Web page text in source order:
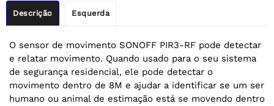
Descrição Esquerda
O sensor de movimento SONOFF PIR3-RF pode detectar
e relatar movimento. Quando usado para o seu sistema
de segurança residencial, ele pode detectar o
movimento dentro de 8M e ajudar a identificar se um ser
humano ou animal de estimação está se movendo dentro